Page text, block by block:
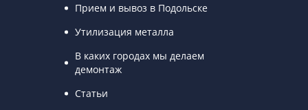
Прием и вывоз в Подольске
Утилизация металла
В каких городах мы делаем
демонтаж
Статьи